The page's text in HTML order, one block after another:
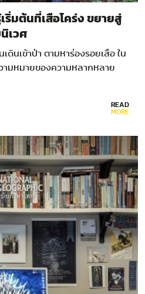
เริ่มต้นที่เสือโคร่ง ขยายสู่
เวศ
ดินเข้าป่า ตามหาร่องรอยเสือ ใน
ามหมายของความหลากหลาย
READ
MORE